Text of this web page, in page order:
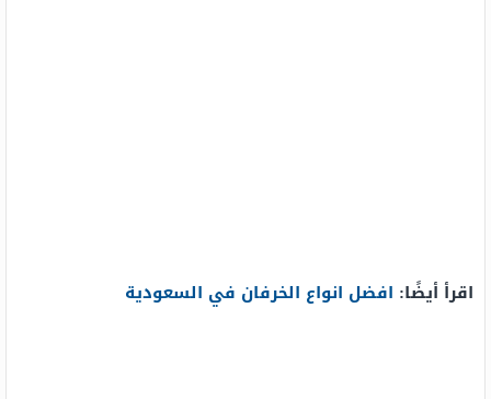
اقرأ أيضًا: افضل انواع الخرفان في السعودية